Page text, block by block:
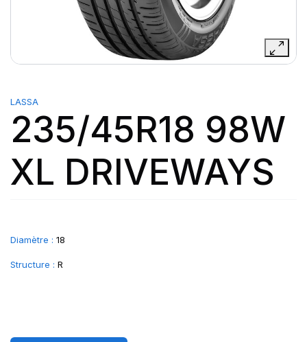
LASSA
235/45R18 98W
XL DRIVEWAYS
Diamètre : 18
Structure : R